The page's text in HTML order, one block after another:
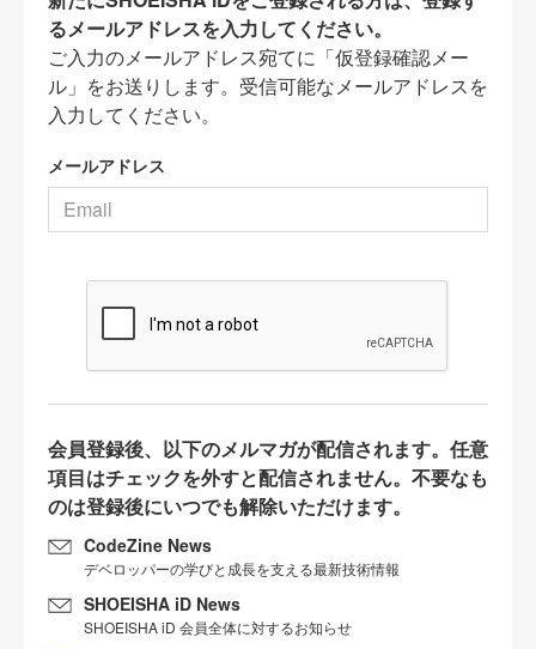
るメールアドレスを入力してください。
ご入力のメールアドレス宛てに「仮登録確認メー
ル」をお送りします。受信可能なメールアドレスを
入力してください。
メールアドレス
会員登録後、以下のメルマガが配信されます。任意
項目はチェックを外すと配信されません。不要なも
のは登録後にいつでも解除いただけます。
CodeZine News
デベロッパーの学びと成長を支える最新技術情報
SHOEISHA iD News
SHOEISHA iD 会員全体に対するお知らせ